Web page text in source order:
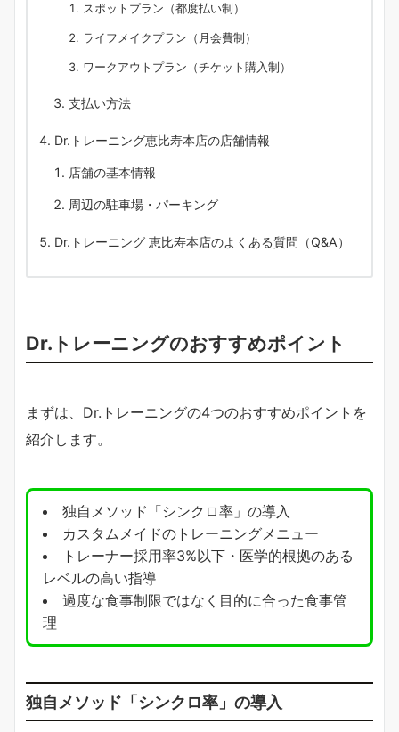
スポットプラン（都度払い制）
ライフメイクプラン（月会費制）
ワークアウトプラン（チケット購入制）
支払い方法
Dr.トレーニング恵比寿本店の店舗情報
店舗の基本情報
周辺の駐車場・パーキング
Dr.トレーニング 恵比寿本店のよくある質問（Q&A）
Dr.トレーニングのおすすめポイント
まずは、Dr.トレーニングの4つのおすすめポイントを
紹介します。
独自メソッド「シンクロ率」の導入
カスタムメイドのトレーニングメニュー
トレーナー採用率3%以下・医学的根拠のある
レベルの高い指導
過度な食事制限ではなく目的に合った食事管
理
独自メソッド「シンクロ率」の導入